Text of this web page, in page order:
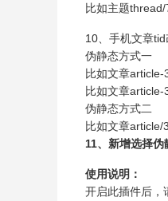
比如主题
10、手机文章
伪静态方式一
比如文章
比如文章
伪静态方式二
比如文章
11、新增选择
使用说明：
开启此插件后，